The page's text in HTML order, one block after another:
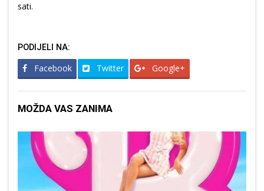
sati.
PODIJELI NA:
Facebook Twitter Google+
MOŽDA VAS ZANIMA